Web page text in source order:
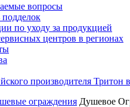
вопросы
подделок
по уходу за продукцией
центров в регионах
производителя Тритон
ограждения Душевое